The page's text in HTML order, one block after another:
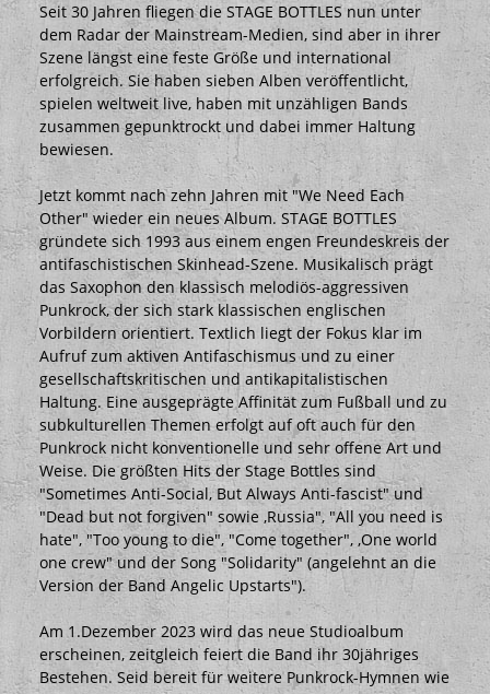
Seit 30 Jahren fliegen die STAGE BOTTLES nun unter
dem Radar der Mainstream-Medien, sind aber in ihrer
Szene längst eine feste Größe und international
erfolgreich. Sie haben sieben Alben veröffentlicht,
spielen weltweit live, haben mit unzähligen Bands
zusammen gepunktrockt und dabei immer Haltung
bewiesen.
Jetzt kommt nach zehn Jahren mit "We Need Each
Other" wieder ein neues Album. STAGE BOTTLES
gründete sich 1993 aus einem engen Freundeskreis der
antifaschistischen Skinhead-Szene. Musikalisch prägt
das Saxophon den klassisch melodiös-aggressiven
Punkrock, der sich stark klassischen englischen
Vorbildern orientiert. Textlich liegt der Fokus klar im
Aufruf zum aktiven Antifaschismus und zu einer
gesellschaftskritischen und antikapitalistischen
Haltung. Eine ausgeprägte Affinität zum Fußball und zu
subkulturellen Themen erfolgt auf oft auch für den
Punkrock nicht konventionelle und sehr offene Art und
Weise. Die größten Hits der Stage Bottles sind
"Sometimes Anti-Social, But Always Anti-fascist" und
"Dead but not forgiven" sowie ,Russia", "All you need is
hate", "Too young to die", "Come together", ,One world
one crew" und der Song "Solidarity" (angelehnt an die
Version der Band Angelic Upstarts").
Am 1.Dezember 2023 wird das neue Studioalbum
erscheinen, zeitgleich feiert die Band ihr 30jähriges
Bestehen. Seid bereit für weitere Punkrock-Hymnen wie